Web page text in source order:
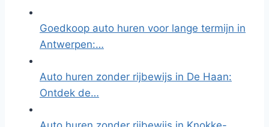
Goedkoop auto huren voor lange termijn in
Antwerpen:…
Auto huren zonder rijbewijs in De Haan:
Ontdek de…